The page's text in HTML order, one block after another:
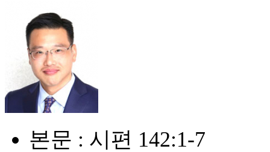
본문 : 시편 142:1-7